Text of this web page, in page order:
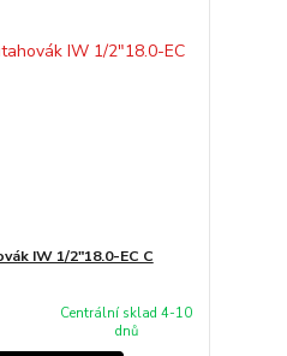
IW 1/2"18.0-EC C
Centrální sklad 4-10
dnů